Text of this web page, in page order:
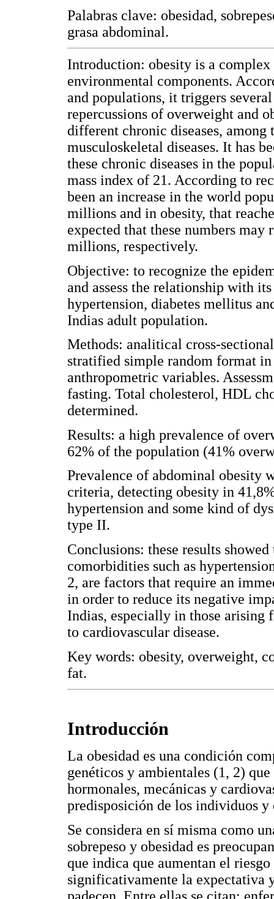
Palabras clave: obesidad,
grasa abdominal.
Introduction: obesity is a
environmental components.
and populations, it triggers
repercussions of overweight and
different chronic diseases, among
musculoskeletal diseases. It has
these chronic diseases in the
mass index of 21. According to
been an increase in the world
millions and in obesity, that
expected that these numbers
millions, respectively.
Objective: to recognize the
and assess the relationship with
hypertension, diabetes mellitus
Indias adult population.
Methods: analitical cross-
stratified simple random format
anthropometric variables.
fasting. Total cholesterol, HDL
determined.
Results: a high prevalence of
62% of the population (41%
Prevalence of abdominal obesity
criteria, detecting obesity in
hypertension and some kind of
type II.
Conclusions: these results
comorbidities such as
2, are factors that require an
in order to reduce its negative
Indias, especially in those
to cardiovascular disease.
Key words: obesity, overweight,
fat.
Introducción
La obesidad es una condición
genéticos y ambientales (1, 2)
hormonales, mecánicas y
predisposición de los individuos y
Se considera en sí misma como
sobrepeso y obesidad es
que indica que aumentan el
significativamente la expectativa
padecen. Entre ellas se citan: